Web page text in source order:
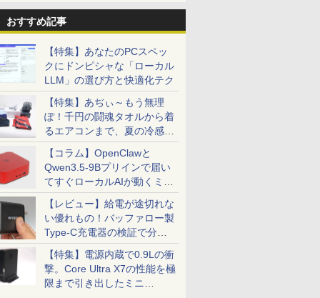
おすすめ記事
【特集】あなたのPCスペッ
クにドンピシャな「ローカル
LLM」の選び方と快適化テク
【特集】あぢぃ～もう無理
ぽ！千円の闘魂タオルから着
るエアコンまで、夏の冷感グ
ッズ一挙紹介
【コラム】OpenClawと
Qwen3.5-9Bプリインで届い
てすぐローカルAIが動くミニ
PC「SER9 Pro」
【レビュー】給電が途切れな
い優れもの！バッファロー製
Type-C充電器の検証で分か
ったこと
【特集】電源内蔵で0.9Lの衝
撃。Core Ultra X7の性能を極
限まで引き出したミニ